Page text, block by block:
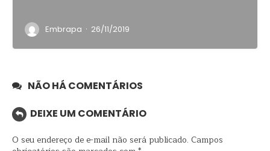
Embrapa · 26/11/2019
NÃO HÁ COMENTÁRIOS
DEIXE UM COMENTÁRIO
O seu endereço de e-mail não será publicado. Campos